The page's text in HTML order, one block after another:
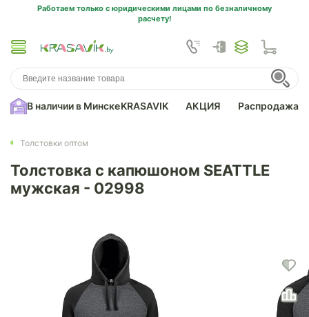
Работаем только с юридическими лицами по безналичному
расчету!
В наличии в МинскеKRASAVIK АКЦИЯ Распродажа
Толстовки оптом
Толстовка с капюшоном SEATTLE
мужская - 02998